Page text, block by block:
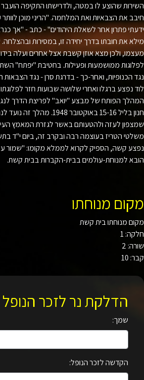
שהוצע לו במטה, ולדרישתו התקיפה הועבר
את הצבאיות ואת המלחמה. "הריני מוכן לוותר על
פתרון אחר לשאלת היהודים" - כתב - "אך
את חובתו בדרך יחידה זו, במסירות ובהצלחה.
ולכן מצא אוזן קשבת אצל אחרים ועלה בידו
ממושמעות ופעילות. בחטיבת "יפתח"
הכנופיות, ואחר-כך - בדרגת סרן - נגד הצבאות
נפצע ברגלו ואחרי שלושה שבועות חזר לפלוגתו
הפותח של מבצע "יואב" לפריצת הדרך לנגב
בליל
15-16 באוקטובר1948. מהלך זה נועד
לעזה ולהטעותם באשר לגזרת המאמץ
הטריז בעוצמה רבה ובקרב זה, ביום י"ד
קשה, הספיק לקרוא לממלא מקומו: "שמור על
למנוחת-עולמים בבית-הקברות בבית קשת.
מנוחתו
מנוחתו בית קשת
1
2
10
הדלקת נר לזכר הנופל
שמך:
הקדשה לזכר הנופל: